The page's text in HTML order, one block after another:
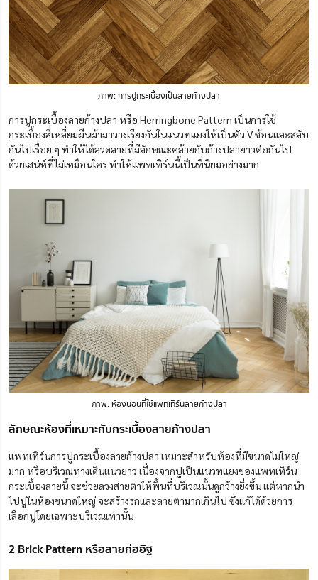
ภาพ: การปูกระเบื้องเป็นลายก้างปลา
การปูกระเบื้องลายก้างปลา หรือ Herringbone Pattern เป็นการใช้
กระเบื้องสี่เหลี่ยมผืนผ้ามาวางเรียงกันในแนวทแยงให้เป็นตัว V ซ้อนและสลับ
กันไปเรื่อย ๆ ทำให้ได้ลวดลายที่มีลักษณะคล้ายกับก้างปลายาวต่อกันไป
ด้วยเสน่ห์ที่ไม่เหมือนใคร ทำให้แพทเทิร์นนี้เป็นที่นิยมอย่างมาก
ภาพ: ห้องนอนที่ใช้แพทเทิร์นลายก้างปลา
ลักษณะห้องที่เหมาะกับกระเบื้องลายก้างปลา
แพทเทิร์นการปูกระเบื้องลายก้างปลา เหมาะสำหรับห้องที่มีขนาดไม่ใหญ่
มาก หรือบริเวณทางเดินแนวยาว เนื่องจากปูเป็นแนวทแยงของแพทเทิร์น
กระเบื้องลายนี้ จะช่วยลวงสายตาให้พื้นที่บริเวณนั้นดูกว้างยิ่งขึ้น แต่หากนำ
ไปปูในห้องขนาดใหญ่ จะสร้างรกและลายตามากเกินไป ซึ่งแก้ได้ด้วยการ
เลือกปูโดยเฉพาะบริเวณเท่านั้น
2 Brick Pattern หรือลายก่ออิฐ